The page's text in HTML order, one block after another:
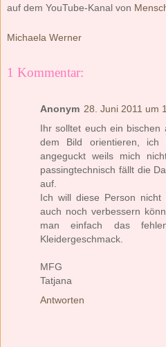
auf dem YouTube-Kanal von
Michaela Werner
1 Kommentar:
Anonym 28. Juni 2011 um
Ihr solltet euch ein
dem Bild orientieren,
angeguckt weils mich
passingtechnisch fällt die
auf.
Ich will diese Person
auch noch verbessern
man einfach das
Kleidergeschmack.
MFG
Tatjana
Antworten